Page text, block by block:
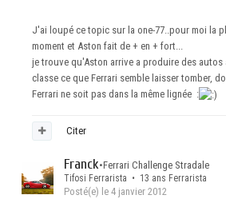
J'ai loupé ce topic sur la one-77..pour moi la
moment et Aston fait de + en + fort...
je trouve qu'Aston arrive a produire des
classe ce que Ferrari semble laisser tomber,
Ferrari ne soit pas dans la même lignée :
Citer
Franck•Ferrari Challenge Stradale
Tifosi Ferrarista • 13 ans Ferrarista
Posté(e) le 4 janvier 2012